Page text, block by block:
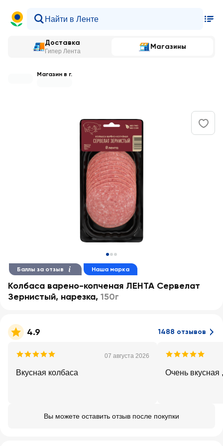
Доставка
Гипер Лента
Магазины
Магазин в г.
Баллы за отзыв Наша марка
Колбаса варено-копченая ЛЕНТА Сервелат
Зернистый, нарезка, 150г
4.9 1488 отзывов
07 августа 2026
Вкусная колбаса Очень вкусная
Вы можете оставить отзыв после покупки